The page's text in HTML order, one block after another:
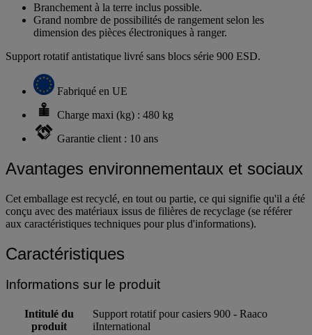
Branchement à la terre inclus possible.
Grand nombre de possibilités de rangement selon les
dimension des pièces électroniques à ranger.
Support rotatif antistatique livré sans blocs série 900 ESD.
Fabriqué en UE
Charge maxi (kg) : 480 kg
Garantie client : 10 ans
Avantages environnementaux et sociaux
Cet emballage est recyclé, en tout ou partie, ce qui signifie qu'il a été
conçu avec des matériaux issus de filières de recyclage (se référer
aux caractéristiques techniques pour plus d'informations).
Caractéristiques
Informations sur le produit
Intitulé du
produit
Support rotatif pour casiers 900 - Raaco
iInternational